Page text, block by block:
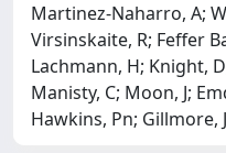
Martinez-Naharro, A;
Virsinskaite, R; Feffer
Lachmann, H; Knight,
Manisty, C; Moon, J;
Hawkins, Pn; Gillmore,